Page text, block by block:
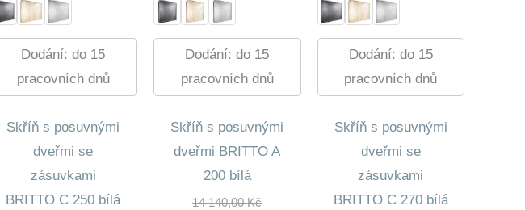
Dodání: do 15
pracovních dnů
Skříň s posuvnými
dveřmi se
zásuvkami
BRITTO C 250 bílá
Dodání: do 15
pracovních dnů
Skříň s posuvnými
dveřmi BRITTO A
200 bílá
14 140,00KčPůvodní
Dodání: do 15
pracovních dnů
Skříň s posuvnými
dveřmi se
zásuvkami
BRITTO C 270 bílá